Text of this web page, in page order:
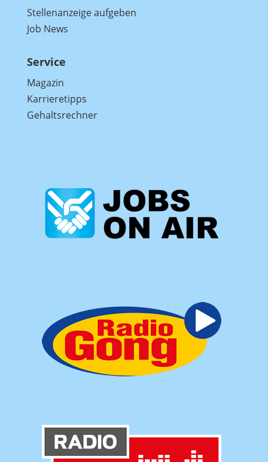
Stellenanzeige aufgeben
Job News
Service
Magazin
Karrieretipps
Gehaltsrechner